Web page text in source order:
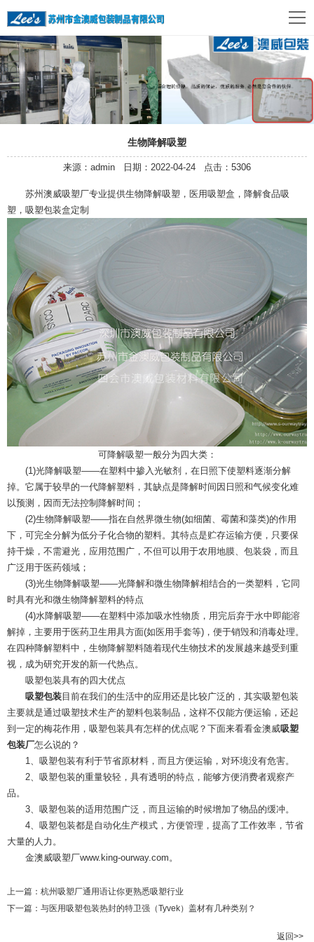
生物降解吸塑
来源：admin 日期：2022-04-24 点击：5306
苏州澳威吸塑厂专业提供生物降解吸塑，医用吸塑盒，降解食品吸
塑，吸塑包装盒定制
可降解吸塑一般分为四大类：
(1)光降解吸塑――在塑料中掺入光敏剂，在日照下使塑料逐渐分解
掉。它属于较早的一代降解塑料，其缺点是降解时间因日照和气候变化难
以预测，因而无法控制降解时间；
(2)生物降解吸塑――指在自然界微生物(如细菌、霉菌和藻类)的作用
下，可完全分解为低分子化合物的塑料。其特点是贮存运输方便，只要保
持干燥，不需避光，应用范围广，不但可以用于农用地膜、包装袋，而且
广泛用于医药领域；
(3)光生物降解吸塑――光降解和微生物降解相结合的一类塑料，它同
时具有光和微生物降解塑料的特点
(4)水降解吸塑――在塑料中添加吸水性物质，用完后弃于水中即能溶
解掉，主要用于医药卫生用具方面(如医用手套等)，便于销毁和消毒处理。
在四种降解塑料中，生物降解塑料随着现代生物技术的发展越来越受到重
视，成为研究开发的新一代热点。
吸塑包装具有的四大优点
吸塑包装目前在我们的生活中的应用还是比较广泛的，其实吸塑包装
主要就是通过吸塑技术生产的塑料包装制品，这样不仅能方便运输，还起
到一定的梅花作用，吸塑包装具有怎样的优点呢？下面来看看金澳威吸塑
包装厂怎么说的？
1、吸塑包装有利于节省原材料，而且方便运输，对环境没有危害。
2、吸塑包装的重量较轻，具有透明的特点，能够方便消费者观察产
品。
3、吸塑包装的适用范围广泛，而且运输的时候增加了物品的缓冲。
4、吸塑包装都是自动化生产模式，方便管理，提高了工作效率，节省
大量的人力。
金澳威吸塑厂www.king-ourway.com。
上一篇： 杭州吸塑厂通用语让你更熟悉吸塑行业
下一篇： 与医用吸塑包装热封的特卫强（Tyvek）盖材有几种类别？
返回>>